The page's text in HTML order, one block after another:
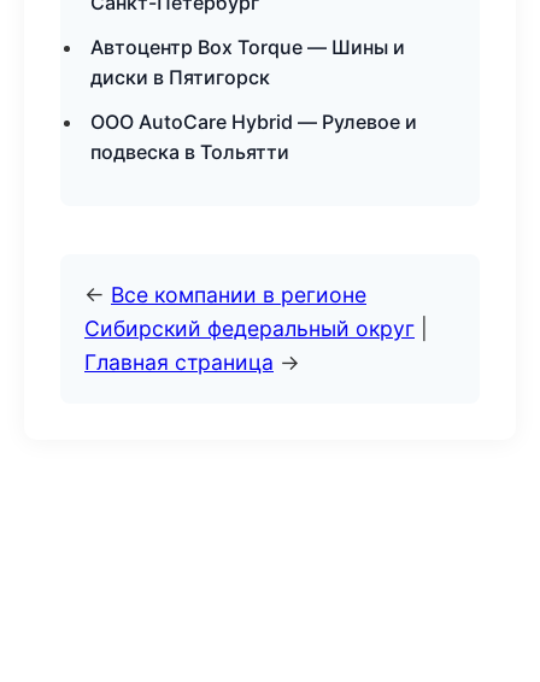
Автоцентр Box Torque — Шины и
диски в Пятигорск
ООО AutoCare Hybrid — Рулевое и
подвеска в Тольятти
← Все компании в регионе
Сибирский федеральный округ
Главная страница →